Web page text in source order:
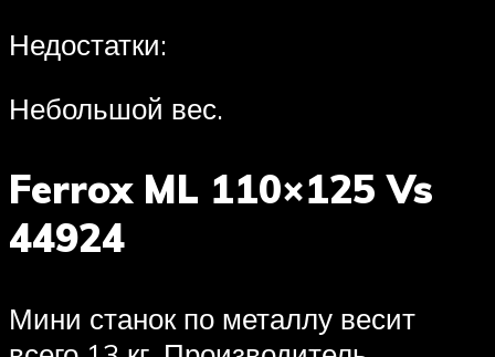
Недостатки:
Небольшой вес.
Ferrox ML 110×125 Vs
44924
Мини станок по металлу весит